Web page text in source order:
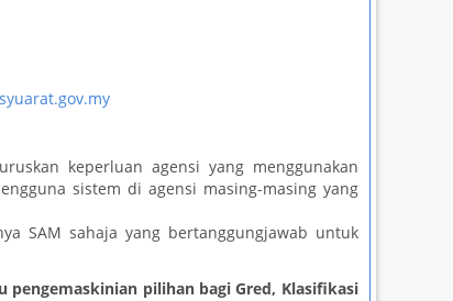
keperluan agensi yang menggunakan
sistem di agensi masing-masing yang
SAM sahaja yang bertanggungjawab untuk
pengemaskinian pilihan bagi Gred, Klasifikasi